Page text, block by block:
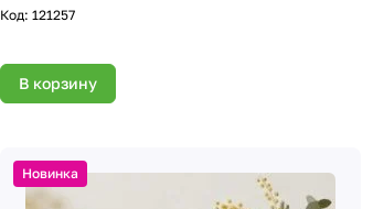
Код: 121257
В корзину
Новинка